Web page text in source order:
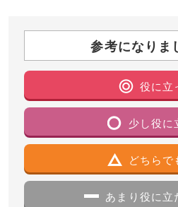
参考になりま
役に立
少し役に
どちらで
あまり役に立